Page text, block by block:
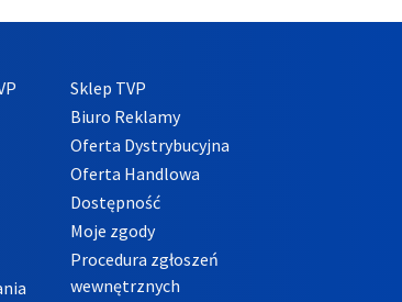
Sklep TVP
Biuro Reklamy
Oferta Dystrybucyjna
Oferta Handlowa
Dostępność
Moje zgody
Procedura zgłoszeń
wewnętrznych